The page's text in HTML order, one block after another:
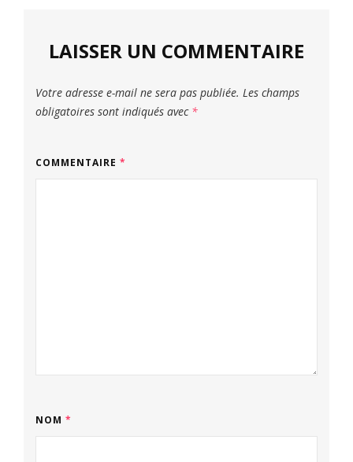
LAISSER UN COMMENTAIRE
Votre adresse e-mail ne sera pas publiée. Les champs
obligatoires sont indiqués avec *
COMMENTAIRE *
NOM *